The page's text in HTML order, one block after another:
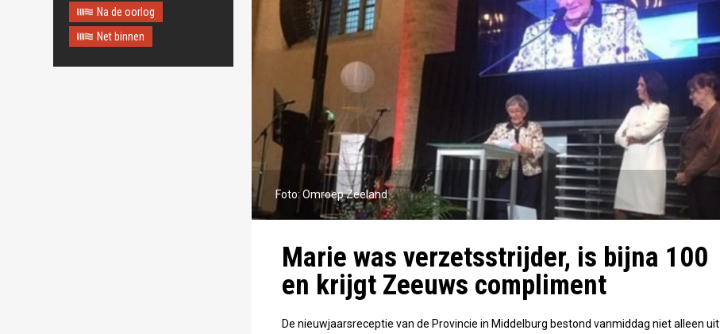
Na de oorlog
Net binnen
Foto: Omroep Zeeland
Marie was verzetsstrijder, is bijna 100
en krijgt Zeeuws compliment
De nieuwjaarsreceptie van de Provincie in Middelburg bestond vanmiddag niet alleen uit